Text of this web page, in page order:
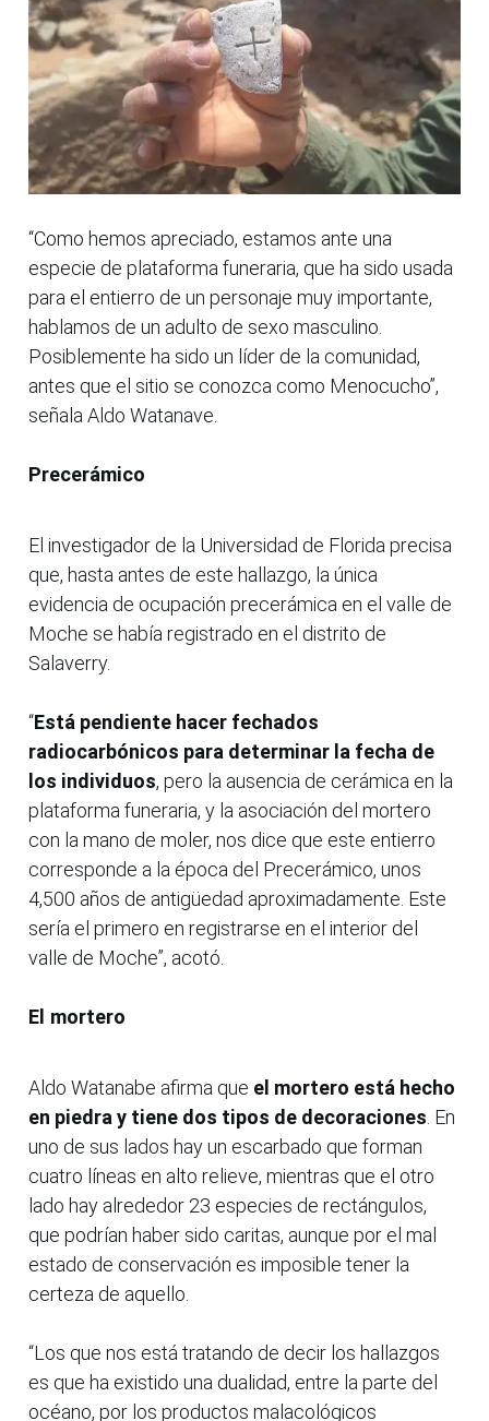
“Como hemos apreciado, estamos ante una
especie de plataforma funeraria, que ha sido usada
para el entierro de un personaje muy importante,
hablamos de un adulto de sexo masculino.
Posiblemente ha sido un líder de la comunidad,
antes que el sitio se conozca como Menocucho”,
señala Aldo Watanave.
Precerámico
El investigador de la Universidad de Florida precisa
que, hasta antes de este hallazgo, la única
evidencia de ocupación precerámica en el valle de
Moche se había registrado en el distrito de
Salaverry.
“Está pendiente hacer fechados
radiocarbónicos para determinar la fecha de
los individuos, pero la ausencia de cerámica en la
plataforma funeraria, y la asociación del mortero
con la mano de moler, nos dice que este entierro
corresponde a la época del Precerámico, unos
4,500 años de antigüedad aproximadamente. Este
sería el primero en registrarse en el interior del
valle de Moche”, acotó.
El mortero
Aldo Watanabe afirma que el mortero está hecho
en piedra y tiene dos tipos de decoraciones . En
uno de sus lados hay un escarbado que forman
cuatro líneas en alto relieve, mientras que el otro
lado hay alrededor 23 especies de rectángulos,
que podrían haber sido caritas, aunque por el mal
estado de conservación es imposible tener la
certeza de aquello.
“Los que nos está tratando de decir los hallazgos
es que ha existido una dualidad, entre la parte del
océano, por los productos malacológicos